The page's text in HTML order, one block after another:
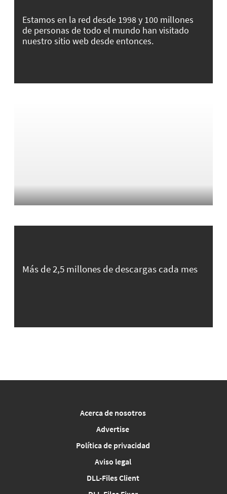
Estamos en la red desde 1998 y 100 millones
de personas de todo el mundo han visitado
nuestro sitio web desde entonces.
Más de 2,5 millones de descargas cada mes
Acerca de nosotros
Advertise
Política de privacidad
Aviso legal
DLL-Files Client